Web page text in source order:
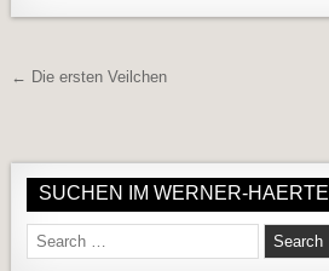
Beitragsnavigation
← Die ersten Veilchen
SUCHEN IM WERNER-
Search for: